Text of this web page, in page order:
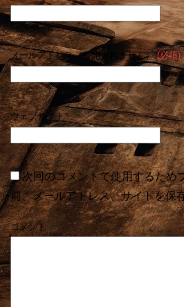
メールアドレス（公開されません）(必須)
ウェブサイト
次回のコメントで使用するため
前、メールアドレス、サイトを保
コメント